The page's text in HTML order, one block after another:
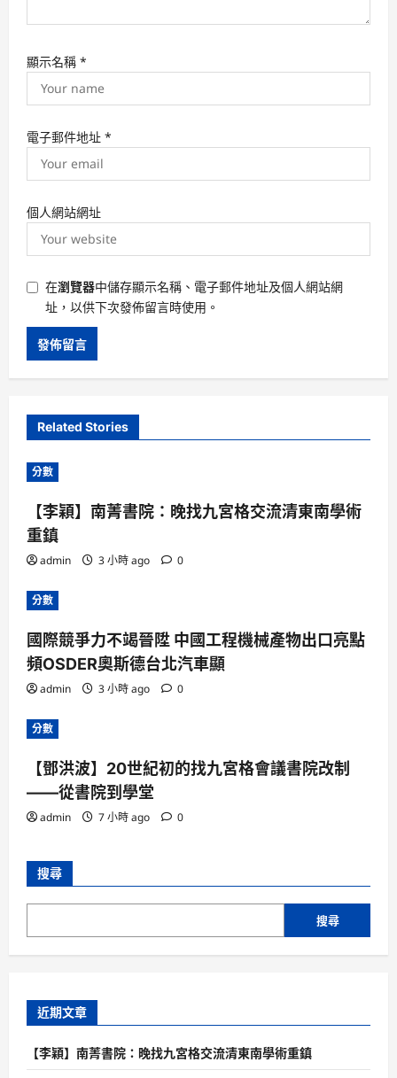
顯示名稱 *
電子郵件地址 *
個人網站網址
在瀏覽器中儲存顯示名稱、電子郵件地址及個人網站網
址，以供下次發佈留言時使用。
Related Stories
分數
【李穎】南菁書院：晚找九宮格交流清東南學術
重鎮
admin 3 小時 ago 0
分數
國際競爭力不竭晉陞 中國工程機械產物出口亮點
頻OSDER奧斯德台北汽車顯
admin 3 小時 ago 0
分數
【鄧洪波】20世紀初的找九宮格會議書院改制
——從書院到學堂
admin 7 小時 ago 0
搜尋
搜尋
近期文章
【李穎】南菁書院：晚找九宮格交流清東南學術重鎮